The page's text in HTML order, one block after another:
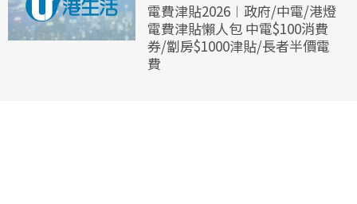
電費津貼2026︱政府/中電/港燈
電費津貼懶人包 中電$100消費
券/劏房$1000津貼/長者半價電
費